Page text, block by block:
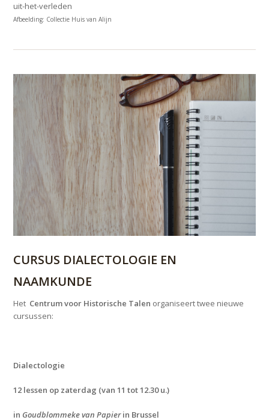
uit-het-verleden
Afbeelding: Collectie Huis van Alijn
CURSUS DIALECTOLOGIE EN
NAAMKUNDE
Het Centrum voor Historische Talen organiseert twee nieuwe
cursussen:
Dialectologie
12 lessen op zaterdag (van 11 tot 12.30 u.)
in Goudblommeke van Papierin Brussel